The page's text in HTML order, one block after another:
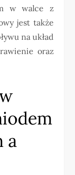
w walce z
jest także
na układ
oraz
a